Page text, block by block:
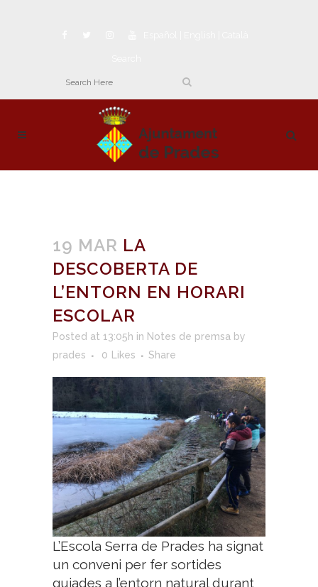
19 MAR LA
DESCOBERTA DE
L’ENTORN EN HORARI
ESCOLAR
Posted at 13:05h in Notes de premsa by
prades
0 Likes Share
L’Escola Serra de Prades ha signat
un conveni per fer sortides
guiades a l’entorn natural durant